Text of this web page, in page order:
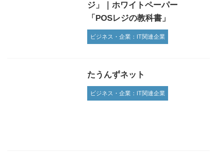
ジ」｜ホワイトペーパー
「POSレジの教科書」
ビジネス・企業：IT関連企業
たうんずネット
ビジネス・企業：IT関連企業